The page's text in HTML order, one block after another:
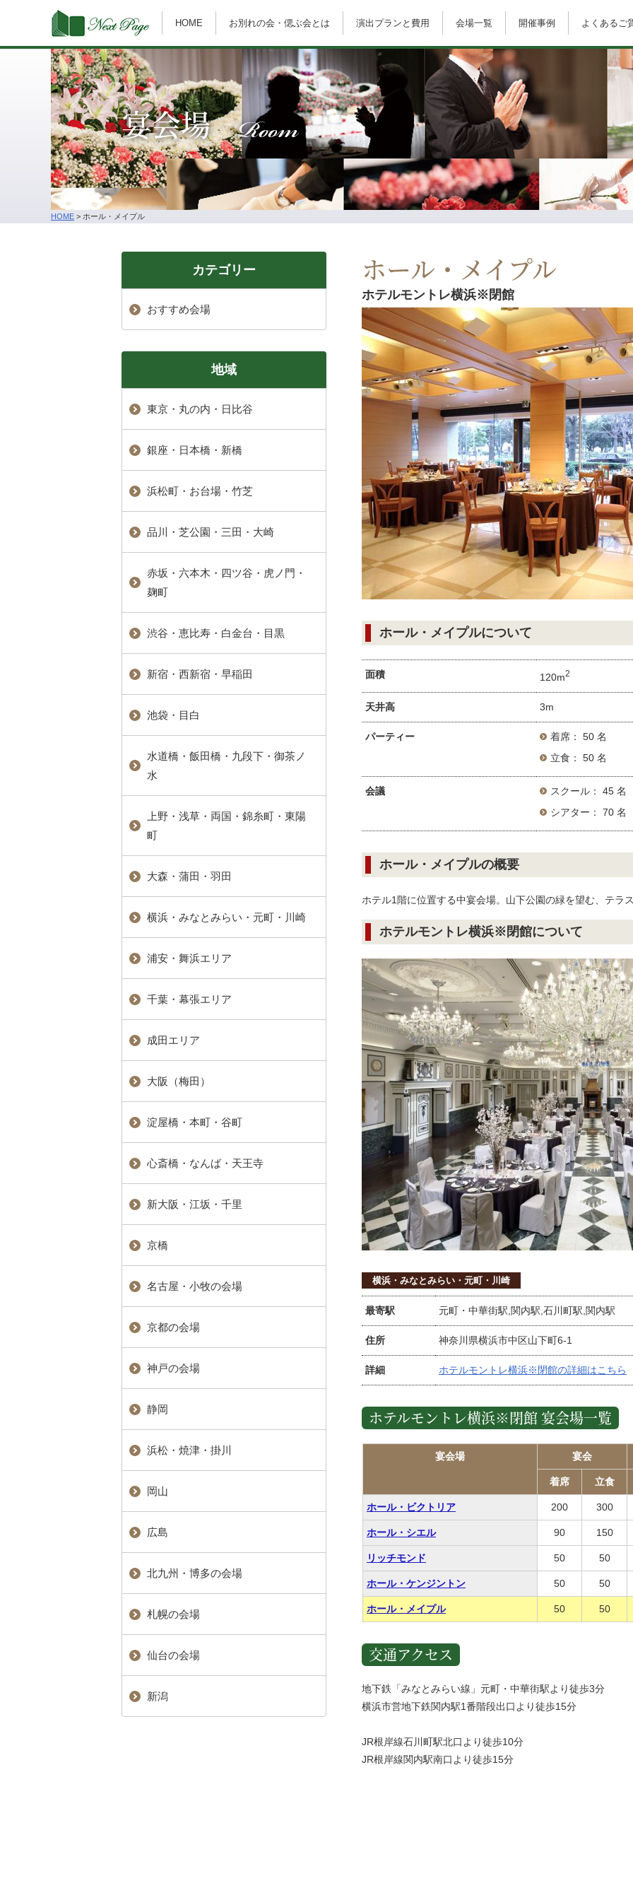
HOME お別れの会・偲ぶ会とは 演出プランと費用 会場一覧 開催事例 よくあるご
宴会場 Room
HOME > ホール・メイプル
ホール・メイプル
ホテルモントレ横浜※閉館
ホール・メイプルについて
面積 120m2
天井高 3m
パーティー
着席： 50 名
立食： 50 名
会議
スクール： 45 名
シアター： 70 名
ホール・メイプルの概要
ホテル1階に位置する中宴会場。山下公園の緑を望む、テラ
ホテルモントレ横浜※閉館について
横浜・みなとみらい・元町・川崎
最寄駅 元町・中華街駅,関内駅,石川町駅,関内駅
住所 神奈川県横浜市中区山下町6-1
詳細 ホテルモントレ横浜※閉館の詳細はこちら
ホテルモントレ横浜※閉館 宴会場一覧
宴会場 宴会
着席 立食
ホール・ビクトリア 200 300
ホール・シエル 90 150
リッチモンド 50 50
ホール・ケンジントン 50 50
ホール・メイプル 50 50
交通アクセス
地下鉄「みなとみらい線」元町・中華街駅より徒歩3分
横浜市営地下鉄関内駅1番階段出口より徒歩15分
JR根岸線石川町駅北口より徒歩10分
JR根岸線関内駅南口より徒歩15分
カテゴリー
おすすめ会場
地域
東京・丸の内・日比谷
銀座・日本橋・新橋
浜松町・お台場・竹芝
品川・芝公園・三田・大崎
赤坂・六本木・四ツ谷・虎ノ門・
麹町
渋谷・恵比寿・白金台・目黒
新宿・西新宿・早稲田
池袋・目白
水道橋・飯田橋・九段下・御茶ノ
水
上野・浅草・両国・錦糸町・東陽
町
大森・蒲田・羽田
横浜・みなとみらい・元町・川崎
浦安・舞浜エリア
千葉・幕張エリア
成田エリア
大阪（梅田）
淀屋橋・本町・谷町
心斎橋・なんば・天王寺
新大阪・江坂・千里
京橋
名古屋・小牧の会場
京都の会場
神戸の会場
静岡
浜松・焼津・掛川
岡山
広島
北九州・博多の会場
札幌の会場
仙台の会場
新潟